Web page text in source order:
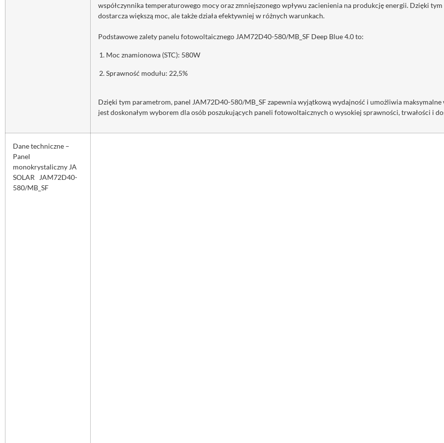
współczynnika temperaturowego mocy oraz zmniejszonego wpływu zacienienia na produkcję energii. Dzięki
dostarcza większą moc, ale także działa efektywniej w różnych warunkach.
Podstawowe zalety panelu fotowoltaicznego JAM72D40-580/MB_SF Deep Blue 4.0 to:
Moc znamionowa (STC): 580W
Sprawność modułu: 22,5%
Dzięki tym parametrom, panel JAM72D40-580/MB_SF zapewnia wyjątkową wydajność i umożliwia maksymalne
jest doskonałym wyborem dla osób poszukujących paneli fotowoltaicznych o wysokiej sprawności, trwałości i
Dane techniczne –
Panel
monokrystaliczny JA
SOLAR JAM72D40-
580/MB_SF